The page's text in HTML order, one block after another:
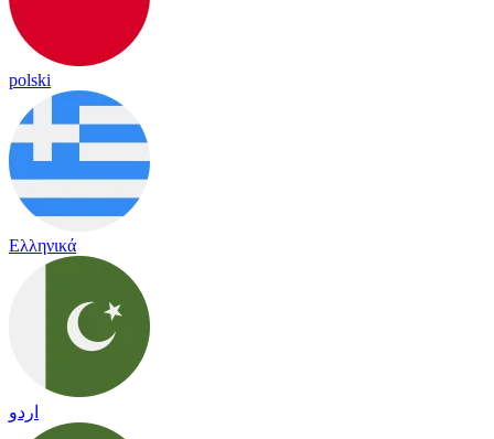
polski
Ελληνικά
اردو